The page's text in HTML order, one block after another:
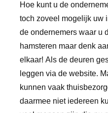
Hoe kunt u de
toch zoveel mogelijk uw
de ondernemers waar u
hamsteren maar denk
elkaar! Als de deuren
leggen via de website.
kunnen vaak
daarmee niet iedereen